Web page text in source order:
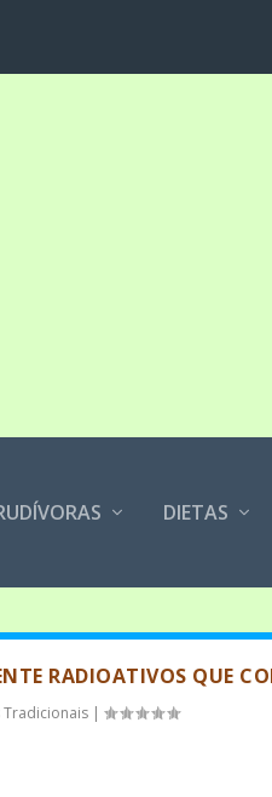
DIETAS
RADIOATIVOS QUE
Tradicionais |